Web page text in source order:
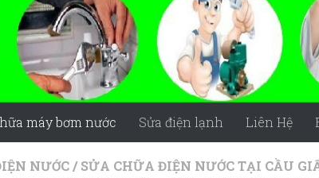
máy bơm nước Sửa điện lạnh Liên Hệ
NƯỚC/ SỬA CHỮA ĐIỆN NƯỚC TẠI CẦU